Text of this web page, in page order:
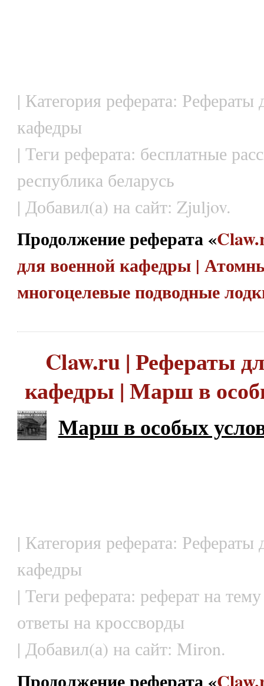
| Категория реферата: Рефераты
кафедры
| Теги реферата: бесплатные
республика беларусь
| Добавил(а) на сайт: Zjuljov.
Продолжение реферата «
для военной кафедры |
многоцелевые подводные
Claw.ru | Рефераты
кафедры | Марш в
Марш в особых
| Категория реферата: Рефераты
кафедры
| Теги реферата: реферат на
ответы на кроссворды
| Добавил(а) на сайт: Miron.
Продолжение реферата «